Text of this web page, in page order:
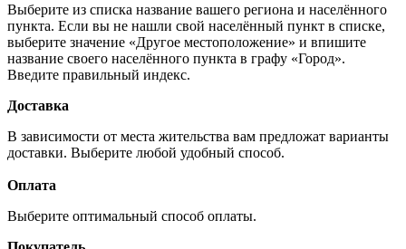
Выберите из списка название вашего региона и населённого
пункта. Если вы не нашли свой населённый пункт в списке,
выберите значение «Другое местоположение» и впишите
название своего населённого пункта в графу «Город».
Введите правильный индекс.
Доставка
В зависимости от места жительства вам предложат варианты
доставки. Выберите любой удобный способ.
Оплата
Выберите оптимальный способ оплаты.